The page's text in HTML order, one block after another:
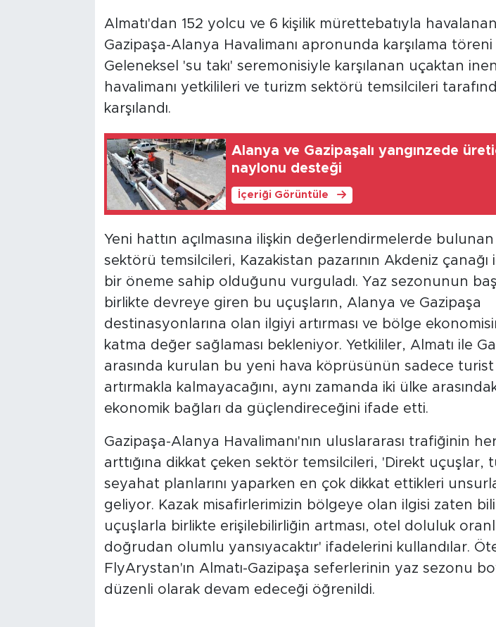
Almatı'dan 152 yolcu ve 6 kişilik mürettebatıyla
Gazipaşa-Alanya Havalimanı apronunda karşılama
Geleneksel 'su takı' seremonisiyle karşılanan uçaktan
havalimanı yetkilileri ve turizm sektörü temsilcileri
karşılandı.
Alanya ve Gazipaşalı yangınzede
naylonu desteği
İçeriği Görüntüle
Yeni hattın açılmasına ilişkin değerlendirmelerde
sektörü temsilcileri, Kazakistan pazarının Akdeniz çanağı
bir öneme sahip olduğunu vurguladı. Yaz sezonunun
birlikte devreye giren bu uçuşların, Alanya ve Gazipaşa
destinasyonlarına olan ilgiyi artırması ve bölge
katma değer sağlaması bekleniyor. Yetkililer, Almatı ile
arasında kurulan bu yeni hava köprüsünün sadece turist
artırmakla kalmayacağını, aynı zamanda iki ülke
ekonomik bağları da güçlendireceğini ifade etti.
Gazipaşa-Alanya Havalimanı'nın uluslararası trafiğinin
arttığına dikkat çeken sektör temsilcileri, 'Direkt uçuşlar,
seyahat planlarını yaparken en çok dikkat ettikleri
geliyor. Kazak misafirlerimizin bölgeye olan ilgisi zaten
uçuşlarla birlikte erişilebilirliğin artması, otel doluluk
doğrudan olumlu yansıyacaktır' ifadelerini kullandılar.
FlyArystan'ın Almatı-Gazipaşa seferlerinin yaz sezonu
düzenli olarak devam edeceği öğrenildi.